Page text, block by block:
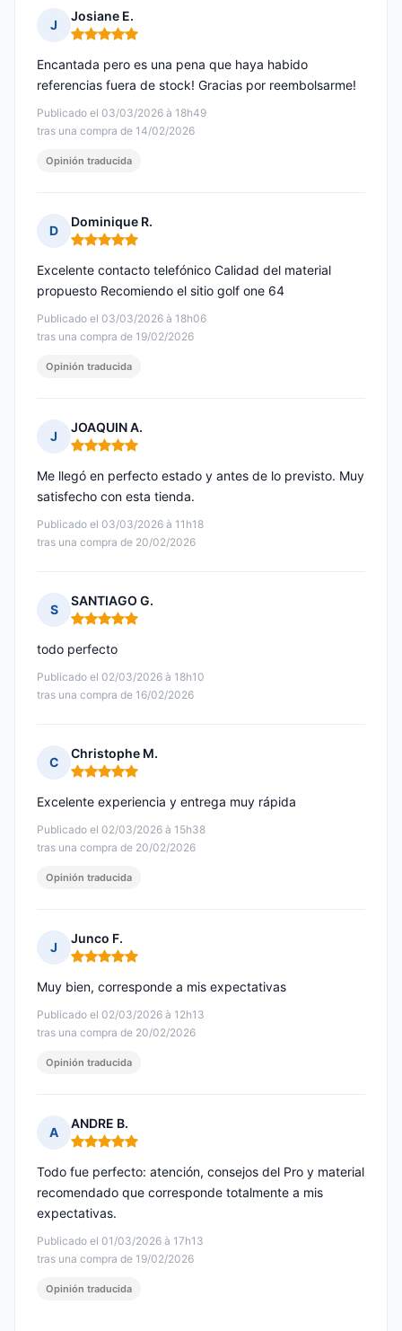
J
Josiane E.
Nota: 5 de 5
Publicado el 03/03/2026 à 18h49
tras una compra de 14/02/2026
Encantada pero es una pena que haya habido
referencias fuera de stock! Gracias por reembolsarme!
Opinión traducida
D
Dominique R.
Nota: 5 de 5
Publicado el 03/03/2026 à 18h06
tras una compra de 19/02/2026
Excelente contacto telefónico Calidad del material
propuesto Recomiendo el sitio golf one 64
Opinión traducida
J
JOAQUIN A.
Nota: 5 de 5
Publicado el 03/03/2026 à 11h18
tras una compra de 20/02/2026
Me llegó en perfecto estado y antes de lo previsto. Muy
satisfecho con esta tienda.
S
SANTIAGO G.
Nota: 5 de 5
Publicado el 02/03/2026 à 18h10
tras una compra de 16/02/2026
todo perfecto
C
Christophe M.
Nota: 5 de 5
Publicado el 02/03/2026 à 15h38
tras una compra de 20/02/2026
Excelente experiencia y entrega muy rápida
Opinión traducida
J
Junco F.
Nota: 5 de 5
Publicado el 02/03/2026 à 12h13
tras una compra de 20/02/2026
Muy bien, corresponde a mis expectativas
Opinión traducida
A
ANDRE B.
Nota: 5 de 5
Publicado el 01/03/2026 à 17h13
tras una compra de 19/02/2026
Todo fue perfecto: atención, consejos del Pro y material
recomendado que corresponde totalmente a mis
expectativas.
Opinión traducida